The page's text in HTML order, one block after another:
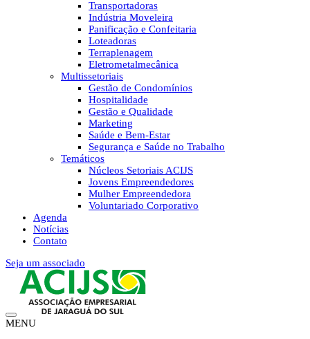
Transportadoras
Indústria Moveleira
Panificação e Confeitaria
Loteadoras
Terraplenagem
Eletrometalmecânica
Multissetoriais
Gestão de Condomínios
Hospitalidade
Gestão e Qualidade
Marketing
Saúde e Bem-Estar
Segurança e Saúde no Trabalho
Temáticos
Núcleos Setoriais ACIJS
Jovens Empreendedores
Mulher Empreendedora
Voluntariado Corporativo
Agenda
Notícias
Contato
Seja um associado
MENU